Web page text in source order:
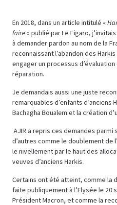
En 2018, dans un article intitulé «
faire» publié par Le Figaro,
à demander pardon au nom de la
reconnaissant l’abandon des
engager un processus
réparation.
Je demandais aussi une juste
remarquables d’enfants d’anciens
Bachagha Boualem et la création
AJIR a repris ces demandes
d’autres comme le doublement de
le nivellement par le haut des
veuves d’anciens Harkis.
Certains ont été atteint, comme la
faite publiquement à l’Elysée le 20
Président Macron, et comme la